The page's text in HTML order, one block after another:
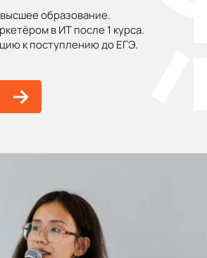
образование.
в ИТ после 1 курса.
к поступлению до ЕГЭ.